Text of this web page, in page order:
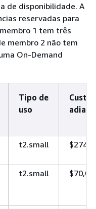
de disponibilidade. A
reservadas para
1 tem três
membro 2 não tem
On-Demand
Tipo de
uso
Custo
t2.small
t2.small $70,00